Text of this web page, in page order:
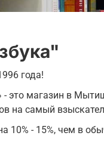
года!
это магазин в
на самый
10% - 15%, чем в